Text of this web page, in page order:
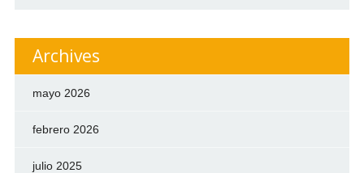
Archives
mayo 2026
febrero 2026
julio 2025